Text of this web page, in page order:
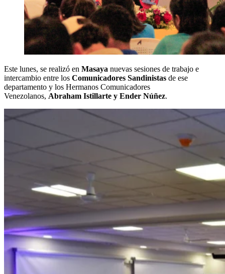
Este lunes, se realizó en Masaya nuevas sesiones de trabajo e
intercambio entre los Comunicadores Sandinistas de ese
departamento y los Hermanos Comunicadores
Venezolanos, Abraham Istillarte y Ender Núñez.